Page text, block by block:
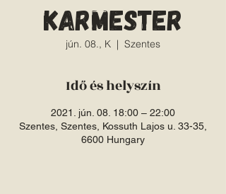
karmester
jún. 08., K
  |
Szentes
Idő és helyszín
2021. jún. 08. 18:00 – 22:00
Szentes, Szentes, Kossuth Lajos u. 33-35,
6600 Hungary